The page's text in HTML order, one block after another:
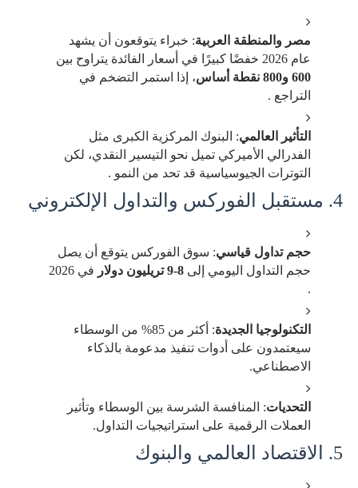
مصر والمنطقة العربية: خبراء يتوقعون أن يشهد
عام 2026 خفضًا كبيرًا في أسعار الفائدة يتراوح بين
600 و800 نقطة أساس
، إذا استمر التضخم في
التراجع .
التأثير العالمي: البنوك المركزية الكبرى مثل
الفدرالي الأميركي تميل نحو التيسير النقدي، لكن
التوترات الجيوسياسية قد تحد من النمو .
4. مستقبل الفوركس والتداول الإلكتروني
حجم تداول قياسي: سوق الفوركس يتوقع أن يصل
حجم التداول اليومي إلى 8-9 تريليون دولار
في 2026
.
التكنولوجيا الجديدة
: أكثر من 85% من الوسطاء
سيعتمدون على أدوات تنفيذ مدعومة بالذكاء
الاصطناعي.
التحديات: المنافسة الشرسة بين الوسطاء وتأثير
العملات الرقمية على استراتيجيات التداول.
5. الاقتصاد العالمي والبنوك